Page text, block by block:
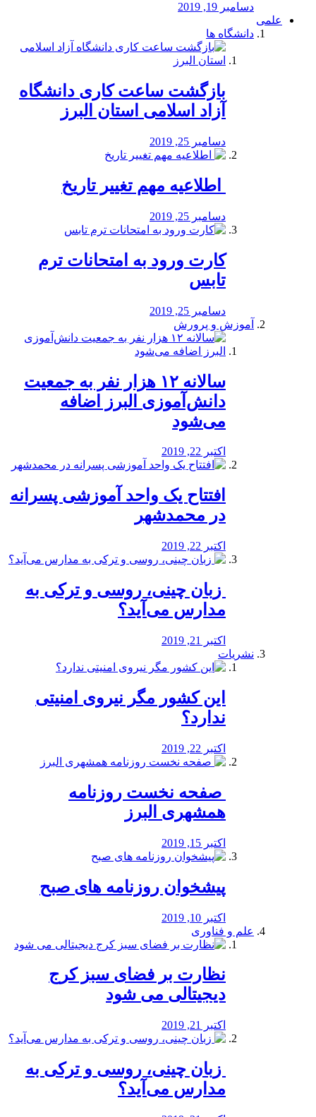
دسامبر 19, 2019
علمی
دانشگاه ها
بازگشت ساعت کاری دانشگاه
آزاد اسلامی استان البرز
دسامبر 25, 2019
️ اطلاعیه مهم تغییر تاریخ
دسامبر 25, 2019
کارت ورود به امتحانات ترم
تابس
دسامبر 25, 2019
آموزش و پرورش
️سالانه ۱۲ هزار نفر به جمعیت
دانش‌آموزی البرز اضافه
می‌شود
اکتبر 22, 2019
افتتاح یک واحد آموزشی پسرانه
در محمدشهر
اکتبر 22, 2019
️ زبان چینی، روسی و ترکی به
مدارس می‌آید؟
اکتبر 21, 2019
نشریات
این کشور مگر نیروی امنیتی
ندارد؟
اکتبر 22, 2019
️ صفحه نخست روزنامه‌
همشهری البرز
اکتبر 15, 2019
پیشخوان روزنامه های صبح
اکتبر 10, 2019
علم و فناوری
نظارت بر فضای سبز کرج
دیجیتالی می شود
اکتبر 21, 2019
️ زبان چینی، روسی و ترکی به
مدارس می‌آید؟